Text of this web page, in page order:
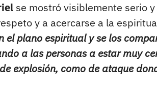
se mostró visiblemente serio
y a acercarse a la
el plano espiritual y se los
a las personas a estar muy
explosión, como de ataque